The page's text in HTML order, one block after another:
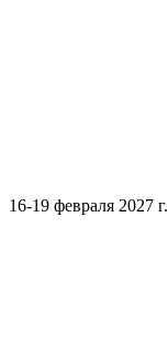
16-19 февраля 2027 г.